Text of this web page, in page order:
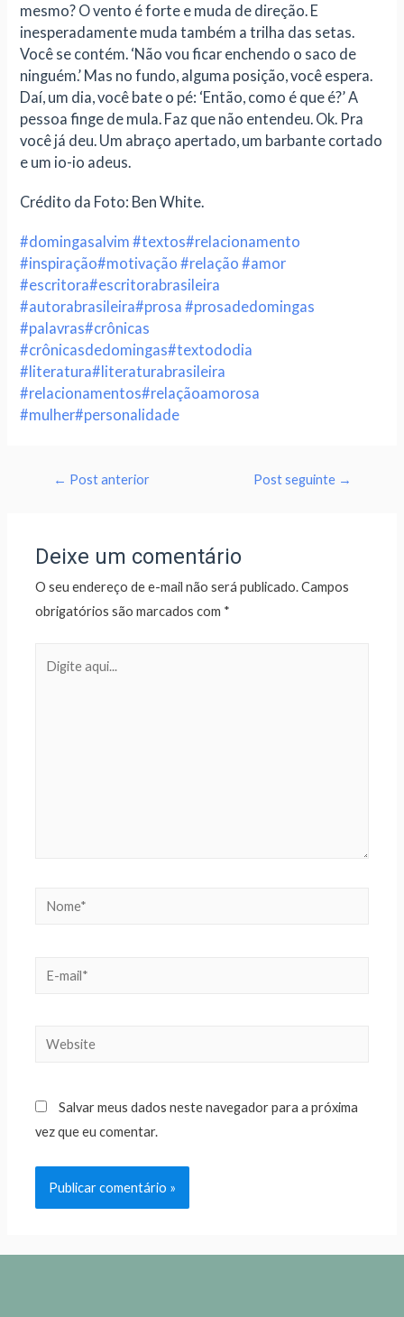
mesmo? O vento é forte e muda de direção. E
inesperadamente muda também a trilha das setas.
Você se contém. ‘Não vou ficar enchendo o saco de
ninguém.’ Mas no fundo, alguma posição, você espera.
Daí, um dia, você bate o pé: ‘Então, como é que é?’ A
pessoa finge de mula. Faz que não entendeu. Ok. Pra
você já deu. Um abraço apertado, um barbante cortado
e um io-io adeus.
Crédito da Foto: Ben White.
#domingasalvim #textos#relacionamento
#inspiração#motivação #relação #amor
#escritora#escritorabrasileira
#autorabrasileira#prosa #prosadedomingas
#palavras#crônicas
#crônicasdedomingas#textododia
#literatura#literaturabrasileira
#relacionamentos#relaçãoamorosa
#mulher#personalidade
← Post anterior Post seguinte →
Deixe um comentário
O seu endereço de e-mail não será publicado.Campos
obrigatórios são marcados com *
Salvar meus dados neste navegador para a próxima
vez que eu comentar.